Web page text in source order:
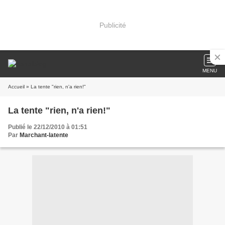
Publicité
MENU
Accueil » La tente "rien, n'a rien!"
La tente "rien, n'a rien!"
Publié le 22/12/2010 à 01:51
Par Marchant-latente